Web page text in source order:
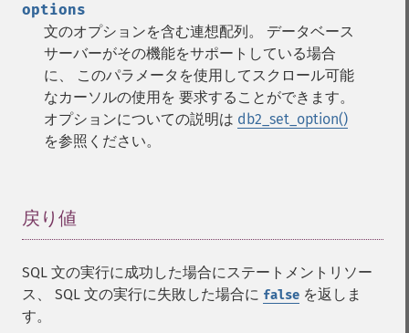
options
文のオプションを含む連想配列。 データベース
サーバーがその機能をサポートしている場合
に、 このパラメータを使用してスクロール可能
なカーソルの使用を 要求することができます。
オプションについての説明は db2_set_option()
を参照ください。
戻り値
SQL 文の実行に成功した場合にステートメントリソー
ス、 SQL 文の実行に失敗した場合に false を返しま
す。